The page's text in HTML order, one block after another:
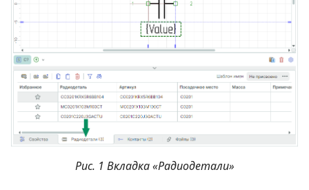
Рис. 1 Вкладка «Радиодетали»